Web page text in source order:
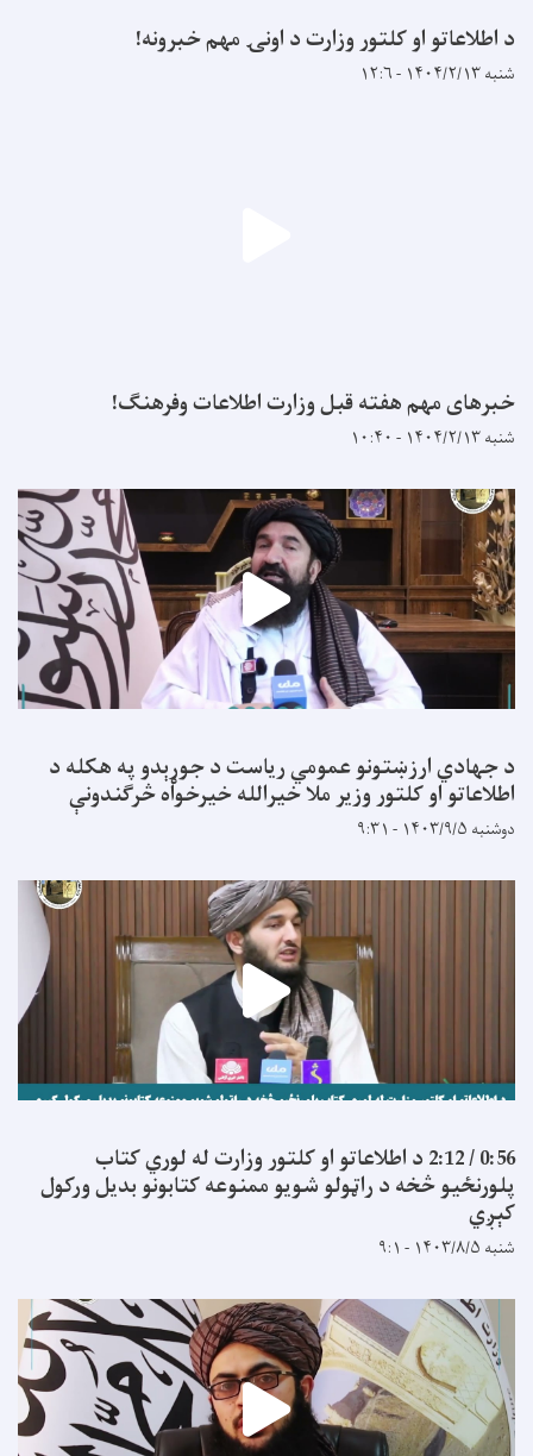
د اطلاعاتو او کلتور وزارت د اونۍ مهم خبرونه!
شنبه ۱۴۰۴/۲/۱۳ - ۱۲:۶
خبرهای مهم هفته قبل وزارت اطلاعات وفرهنگ!
شنبه ۱۴۰۴/۲/۱۳ - ۱۰:۴۰
د جهادي ارزښتونو عمومي ریاست د جوړېدو په هکله د
اطلاعاتو او کلتور وزير ملا خیرالله خیرخواه څرګندونې
دوشنبه ۱۴۰۳/۹/۵ - ۹:۳۱
0:56 / 2:12 د اطلاعاتو او کلتور وزارت له لوري کتاب
پلورنځیو څخه د راټولو شویو ممنوعه کتابونو بدیل ورکول
کېږي
شنبه ۱۴۰۳/۸/۵ - ۹:۱